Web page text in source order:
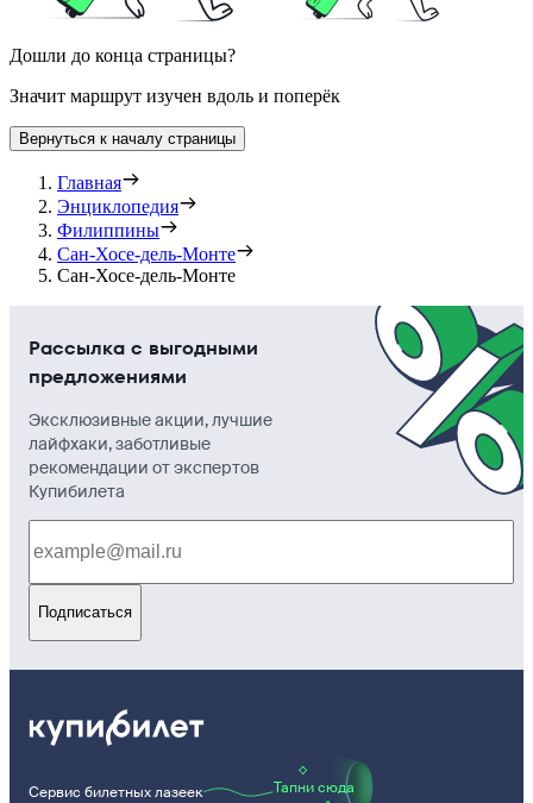
Дошли до конца страницы?
Значит маршрут изучен вдоль и поперёк
Вернуться к началу страницы
Главная
Энциклопедия
Филиппины
Сан-Хосе-дель-Монте
Сан-Хосе-дель-Монте
Рассылка с выгодными
предложениями
Эксклюзивные акции, лучшие
лайфхаки, заботливые
рекомендации от экспертов
Купибилета
Подписаться
Сервис билетных лазеек Тапни сюда